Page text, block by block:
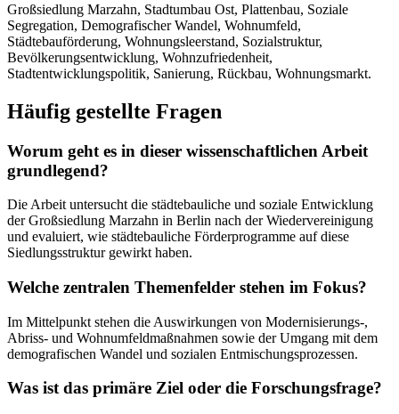
Großsiedlung Marzahn, Stadtumbau Ost, Plattenbau, Soziale
Segregation, Demografischer Wandel, Wohnumfeld,
Städtebauförderung, Wohnungsleerstand, Sozialstruktur,
Bevölkerungsentwicklung, Wohnzufriedenheit,
Stadtentwicklungspolitik, Sanierung, Rückbau, Wohnungsmarkt.
Häufig gestellte Fragen
Worum geht es in dieser wissenschaftlichen Arbeit
grundlegend?
Die Arbeit untersucht die städtebauliche und soziale Entwicklung
der Großsiedlung Marzahn in Berlin nach der Wiedervereinigung
und evaluiert, wie städtebauliche Förderprogramme auf diese
Siedlungsstruktur gewirkt haben.
Welche zentralen Themenfelder stehen im Fokus?
Im Mittelpunkt stehen die Auswirkungen von Modernisierungs-,
Abriss- und Wohnumfeldmaßnahmen sowie der Umgang mit dem
demografischen Wandel und sozialen Entmischungsprozessen.
Was ist das primäre Ziel oder die Forschungsfrage?